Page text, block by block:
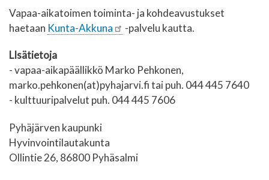
Vapaa-aikatoimen toiminta- ja kohdeavustukset
haetaan Kunta-Akkuna -palvelu kautta.
LIsätietoja
- vapaa-aikapäällikkö Marko Pehkonen,
marko.pehkonen(at)pyhajarvi.fi tai puh. 044 445 7640
- kulttuuripalvelut puh. 044 445 7606
Pyhäjärven kaupunki
Hyvinvointilautakunta
Ollintie 26, 86800 Pyhäsalmi